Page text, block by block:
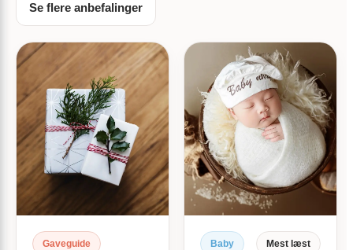
Se flere anbefalinger
Gaveguide Baby Mest læst